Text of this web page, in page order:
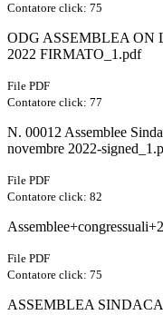
Contatore click: 75
ODG ASSEMBLEA ON
2022 FIRMATO_1.pdf
File PDF
Contatore click: 77
N. 00012 Assemblee
novembre 2022-
File PDF
Contatore click: 82
File PDF
Contatore click: 75
ASSEMBLEA